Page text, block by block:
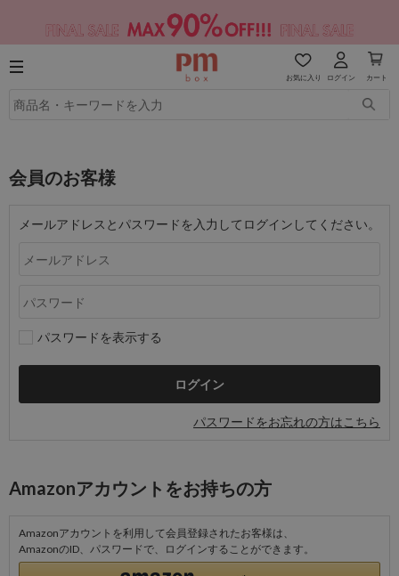
お気に入り ログイン カート
会員のお客様
メールアドレスとパスワードを入力してログインしてください。
パスワードを表示する
パスワードをお忘れの方はこちら
Amazonアカウントをお持ちの方
Amazonアカウントを利用して会員登録されたお客様は、
AmazonのID、パスワードで、ログインすることができます。